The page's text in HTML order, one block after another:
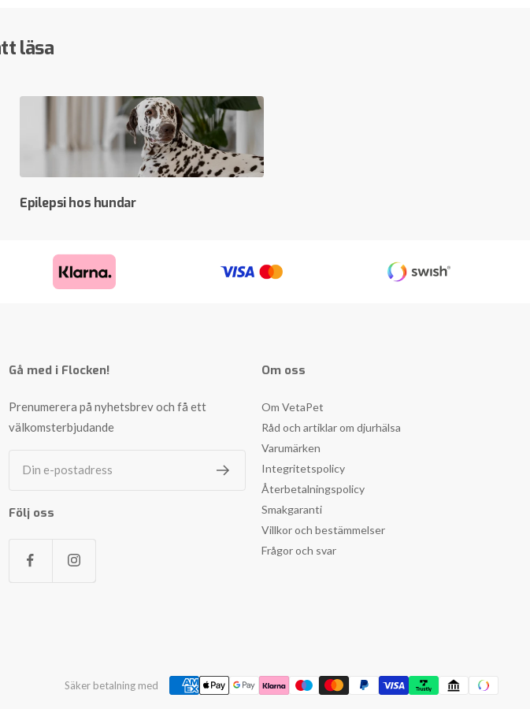
läsa
Epilepsi hos hundar
Gå med i Flocken!
Prenumerera på nyhetsbrev och få ett
välkomsterbjudande
Din e-postadress
Följ oss
Om oss
Om VetaPet
Råd och artiklar om djurhälsa
Varumärken
Integritetspolicy
Återbetalningspolicy
Smakgaranti
Villkor och bestämmelser
Frågor och svar
Säker betalning med